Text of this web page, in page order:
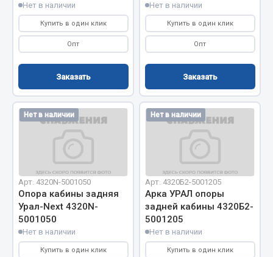
Весь раздел
Запчасти МАЗ
Система питания
Подвеска
Тормозная система
Двигатель
Электрооборудование
Показать ещё
Весь раздел
Нет в наличии
Купить в один клик
Опт
Заказать
Нет в наличии
Купить в один клик
Опт
Заказать
Нет в наличии
Арт. 4320N-5001050
Опора кабины задняя
Урал-Next 4320N-
5001050
Нет в наличии
Купить в один клик
Нет в наличии
Арт. 4320Б2-5001205
Арка УРАЛ опоры
задней кабины 4320Б2-
5001205
Нет в наличии
Купить в один клик